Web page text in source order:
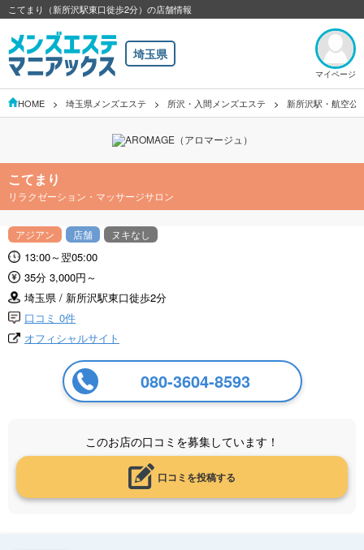
こてまり（新所沢駅東口徙歩2分）の店舗情報
埼玉県
マイページ
HOME 埼玉県メンズエステ 所沢・入間メンズエステ 新所沢駅・航空公
こてまり
リラクゼーション・マッサージサロン
アジアン 店舗 ヌキなし
13:00～翌05:00
35分 3,000円～
埼玉県 / 新所沢駅東口徙歩2分
口コミ 0件
オフィシャルサイト
080-3604-8593
このお店の口コミを募集しています！
口コミを投稿する